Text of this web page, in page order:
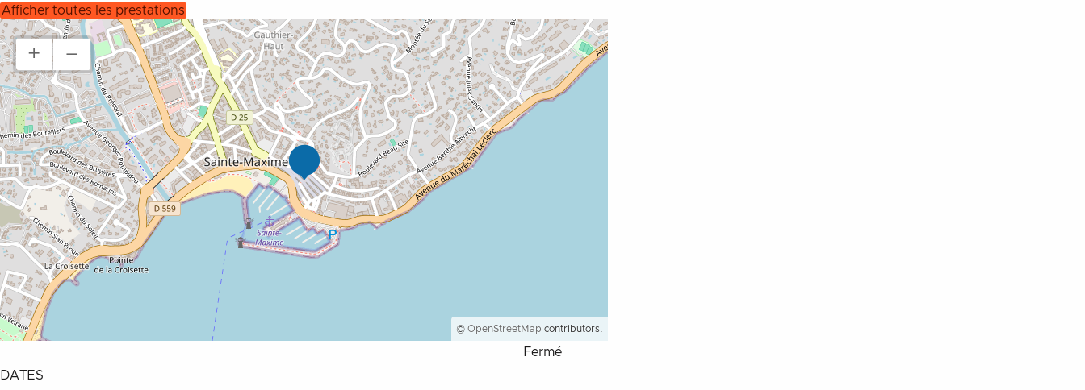
afficher toutes les prestations
+ –
© OpenStreetMap contributors.
Fermé
DATES